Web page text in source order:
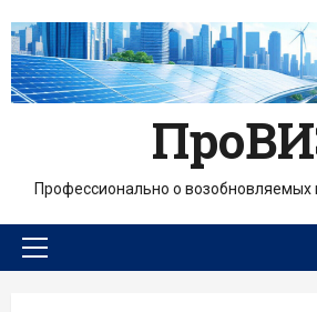
содержимому
Профессионально о возобновляемых
Основное